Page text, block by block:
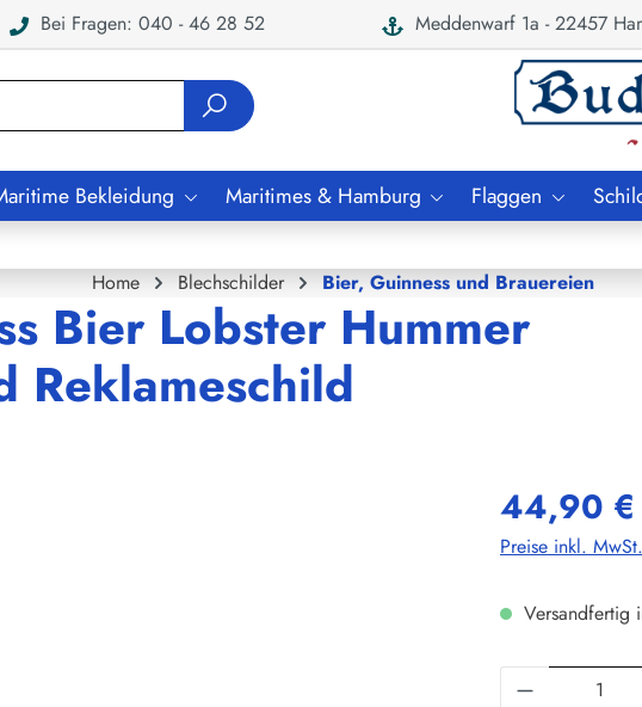
Bei Fragen: 040 - 46 28 52 Meddenwarf 1a - 22457
Bekleidung Maritimes & Hamburg Flaggen
Home Blechschilder Bier, Guinness und Brauereien
Bier Lobster Hummer
Reklameschild
44,90 €
Preise inkl.
Versandfertig
Produkt